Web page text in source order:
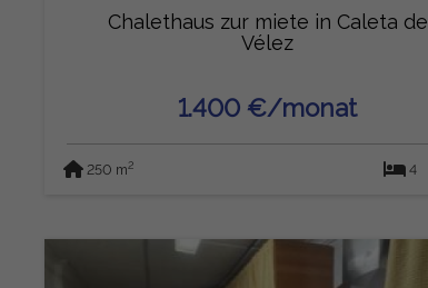
Chalethaus zur miete in Caleta de
Vélez
1.400 €/monat
250 m2 4